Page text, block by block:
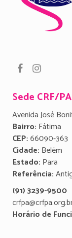
Sede CRF/PA
Avenida José
Bairro: Fátima
CEP:66090-363
Cidade: Belém
Estado: Para
Referência:
(91) 3239-9500
Horário de